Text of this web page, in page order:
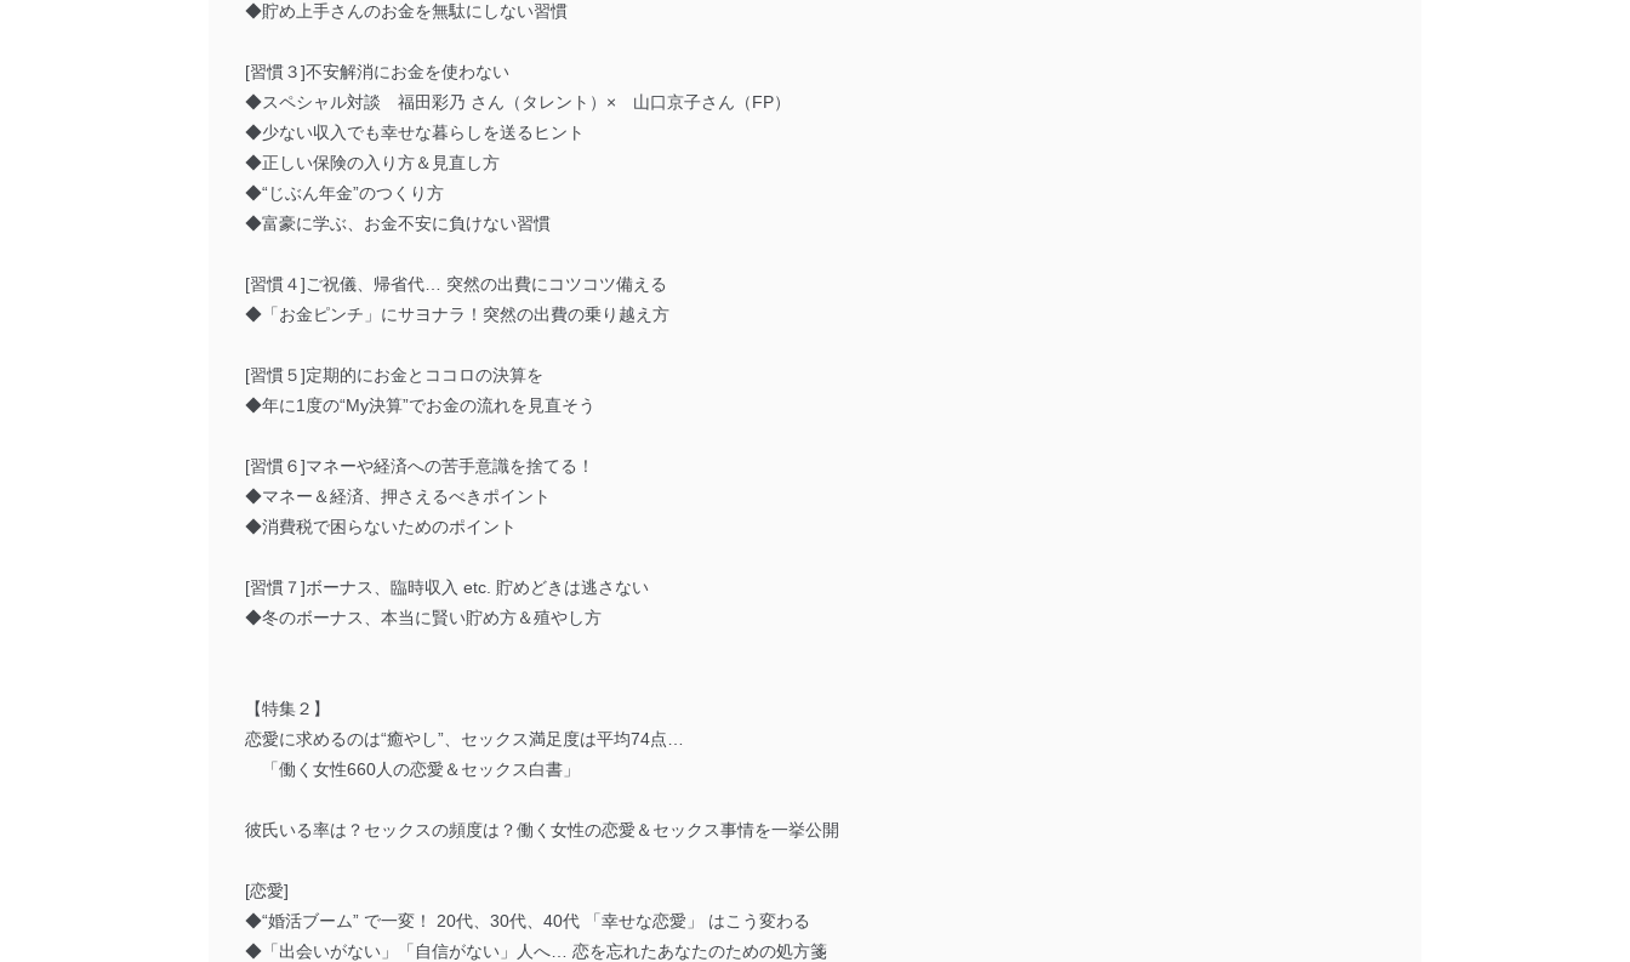
◆貯め上手さんのお金を無駄にしない習慣
[習慣３]不安解消にお金を使わない
◆スペシャル対談 福田彩乃 さん（タレント）× 山口京子さん（FP）
◆少ない収入でも幸せな暮らしを送るヒント
◆正しい保険の入り方＆見直し方
◆“じぶん年金”のつくり方
◆富豪に学ぶ、お金不安に負けない習慣
[習慣４]ご祝儀、帰省代… 突然の出費にコツコツ備える
◆「お金ピンチ」にサヨナラ！突然の出費の乗り越え方
[習慣５]定期的にお金とココロの決算を
◆年に1度の“My決算”でお金の流れを見直そう
[習慣６]マネーや経済への苦手意識を捨てる！
◆マネー＆経済、押さえるべきポイント
◆消費税で困らないためのポイント
[習慣７]ボーナス、臨時収入 etc. 貯めどきは逃さない
◆冬のボーナス、本当に賢い貯め方＆殖やし方
【特集２】
恋愛に求めるのは“癒やし”、セックス満足度は平均74点…
「働く女性660人の恋愛＆セックス白書」
彼氏いる率は？セックスの頻度は？働く女性の恋愛＆セックス事情を一挙公開
[恋愛]
◆“婚活ブーム” で一変！ 20代、30代、40代 「幸せな恋愛」 はこう変わる
◆「出会いがない」「自信がない」人へ… 恋を忘れたあなたのための処方箋